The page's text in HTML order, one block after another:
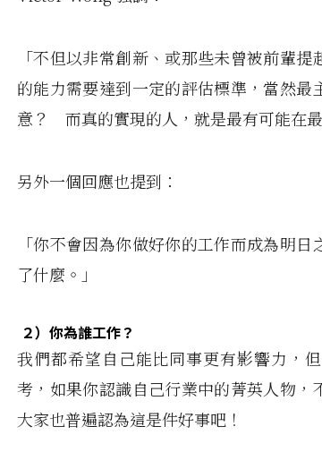
「不但以非常創新、或那些未曾被前輩
的能力需要達到一定的評估標準，當然
意？ 而真的實現的人，就是最有可能在最
另外一個回應也提到：
「你不會因為你做好你的工作而成為明
了什麼。」
２） 你為誰工作？
我們都希望自己能比同事更有影響力，
考，如果你認識自己行業中的菁英人物，
大家也普遍認為這是件好事吧！